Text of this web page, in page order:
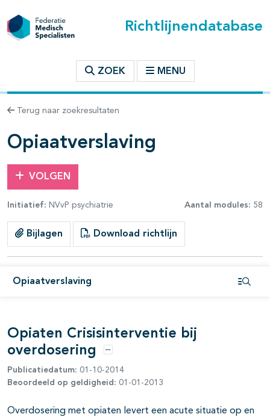
Richtlijnendatabase
ZOEK MENU
Terug naar zoekresultaten
Opiaatverslaving
VOLGEN
Initiatief: NVvP psychiatrie Aantal modules: 58
Bijlagen Download richtlijn
Opiaatverslaving
binnen deze richtlijn
open- en dichtklappen
open- en dichtklappen
open- en dichtklappen
open- en dichtklappen
open- en dichtklappen
Opiaten Crisisinterventie bij
overdosering
Opties
Publicatiedatum: 01-10-2014
Beoordeeld op geldigheid: 01-01-2013
Overdosering met opiaten levert een acute situatie op en